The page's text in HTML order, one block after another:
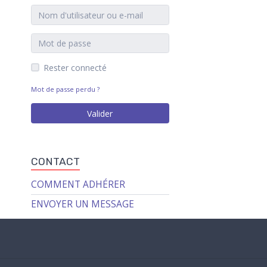
Rester connecté
Mot de passe perdu ?
Valider
CONTACT
COMMENT ADHÉRER
ENVOYER UN MESSAGE